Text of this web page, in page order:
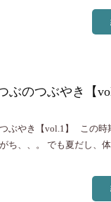
ぶのつぶやき【
ぶやき【vol.1】 この時
ち、、。 でも夏だし、